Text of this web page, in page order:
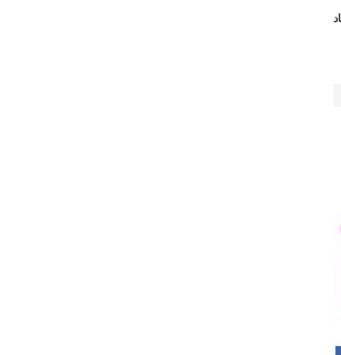
تحویل فوری